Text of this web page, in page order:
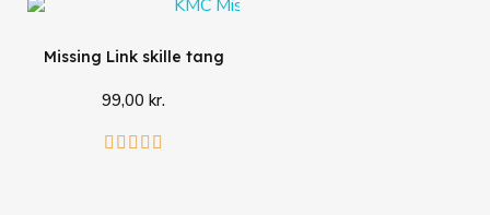
Missing Link skille tang
99,00 kr.
    